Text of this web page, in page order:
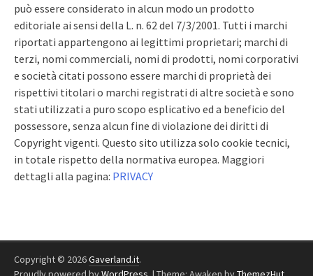
può essere considerato in alcun modo un prodotto
editoriale ai sensi della L. n. 62 del 7/3/2001. Tutti i marchi
riportati appartengono ai legittimi proprietari; marchi di
terzi, nomi commerciali, nomi di prodotti, nomi corporativi
e società citati possono essere marchi di proprietà dei
rispettivi titolari o marchi registrati di altre società e sono
stati utilizzati a puro scopo esplicativo ed a beneficio del
possessore, senza alcun fine di violazione dei diritti di
Copyright vigenti. Questo sito utilizza solo cookie tecnici,
in totale rispetto della normativa europea. Maggiori
dettagli alla pagina: PRIVACY
Copyright © 2026Gaverland.it.